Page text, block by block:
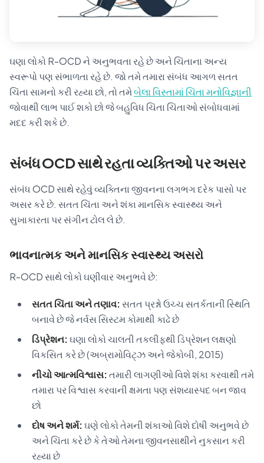
ઘણા લોકો R-OCD ને અનુભવતા રહે છે અને ચિંતાના અન્ય
સ્વરૂપો પણ સંભાળતા રહે છે. જો તમે તમારા સંબંધ આગળ સતત
ચિંતા સામનો કરી રહ્યા છો, તો તમેબેલા વિસ્તામાં ચિંતા મનોવિજ્ઞાની
જોવાથી લાભ પાઈ શકો છો જે બહુવિધ ચિંતા ચિંતાઓ સંબોધવામાં
મદદ કરી શકે છે.
સંબંધ OCD સાથે રહતા વ્યક્તિઓ પર અસર
સંબંધ OCD સાથે રહેવું વ્યક્તિના જીવનના લગભગ દરેક પાસો પર
અસર કરે છે. સતત ચિંતા અને શંકા માનસિક સ્વાસ્થ્ય અને
સુખાકારતા પર સંગીન ટોલ લે છે.
ભાવનાત્મક અને માનસિક સ્વાસ્થ્ય અસરો
R-OCD સાથે લોકો ઘણીવાર અનુભવે છે:
સતત ચિંતા અને તણાવ:સતત પ્રશ્નો ઉચ્ચ સતર્કતાની સ્થિતિ
બનાવે છે જે નર્વસ સિસ્ટમ કોમાથી કાઢે છે
ડિપ્રેશન:ઘણા લોકો ચાલતી તકલીફથી ડિપ્રેશન લક્ષણો
વિકસિત કરે છે (અબ્રામોવિટ્ઝ અને જેકોબી, 2015)
નીચો આત્મવિશ્વાસ:તમારી લાગણીઓ વિશે શંકા કરવાથી તમે
તમારા પર વિશ્વાસ કરવાની ક્ષમતા પણ સંશયાસ્પદ બન જાવ
છો
દોષ અને શર્મ:ઘણે લોકો તેમની શંકાઓ વિશે દોષી અનુભવે છે
અને ચિંતા કરે છે કે તેઓ તેમના જીવનસાથીને નુકસાન કરી
રહ્યા છે